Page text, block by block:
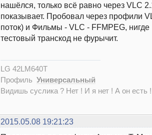
нашёлся, только всё равно через VLC
показывает. Пробовал через профили
поток) и Фильмы - VLC - FFMPEG, нигде
тестовый транскод не фурычит.
LG 42LM640T
Профиль Универсальный
Видишь суслика ? Нет ! И я нет ! А он есть
2015.05.08 19:21:23